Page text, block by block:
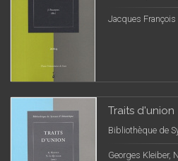
Jacques François
Traits d'union
Bibliothèque de
Georges Kleiber,